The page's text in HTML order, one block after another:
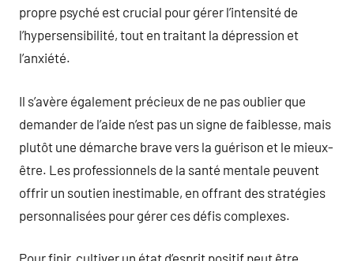
propre psyché est crucial pour gérer l’intensité de
l’hypersensibilité, tout en traitant la dépression et
l’anxiété.
Il s’avère également précieux de ne pas oublier que
demander de l’aide n’est pas un signe de faiblesse, mais
plutôt une démarche brave vers la guérison et le mieux-
être. Les professionnels de la santé mentale peuvent
offrir un soutien inestimable, en offrant des stratégies
personnalisées pour gérer ces défis complexes.
Pour finir, cultiver un état d’esprit positif peut être